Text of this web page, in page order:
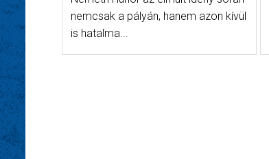
nemcsak a pályán, hanem azon kívül
is hatalma...